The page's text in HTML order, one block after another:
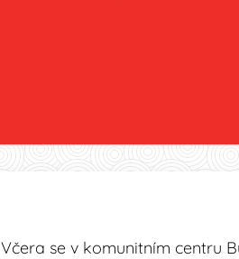
Včera se v komunitním centru